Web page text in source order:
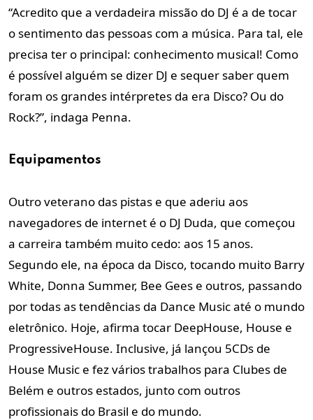
“Acredito que a verdadeira missão do DJ é a de tocar
o sentimento das pessoas com a música. Para tal, ele
precisa ter o principal: conhecimento musical! Como
é possível alguém se dizer DJ e sequer saber quem
foram os grandes intérpretes da era Disco? Ou do
Rock?”, indaga Penna.
Equipamentos
Outro veterano das pistas e que aderiu aos
navegadores de internet é o DJ Duda, que começou
a carreira também muito cedo: aos 15 anos.
Segundo ele, na época da Disco, tocando muito Barry
White, Donna Summer, Bee Gees e outros, passando
por todas as tendências da Dance Music até o mundo
eletrônico. Hoje, afirma tocar DeepHouse, House e
ProgressiveHouse. Inclusive, já lançou 5CDs de
House Music e fez vários trabalhos para Clubes de
Belém e outros estados, junto com outros
profissionais do Brasil e do mundo.